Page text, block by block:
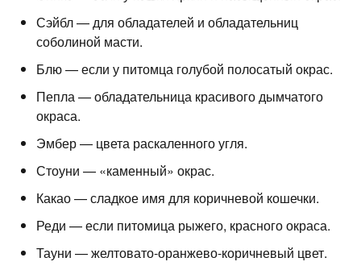
Сэйбл — для обладателей и обладательниц
соболиной масти.
Блю — если у питомца голубой полосатый окрас.
Пепла — обладательница красивого дымчатого
окраса.
Эмбер — цвета раскаленного угля.
Стоуни — «каменный» окрас.
Какао — сладкое имя для коричневой кошечки.
Реди — если питомица рыжего, красного окраса.
Тауни — желтовато-оранжево-коричневый цвет.